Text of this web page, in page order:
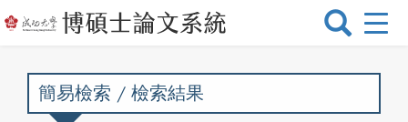
選
換
簡易檢索 / 檢索結果